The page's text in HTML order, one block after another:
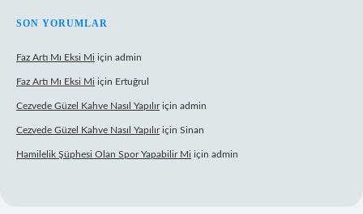
SON YORUMLAR
Faz Artı Mı Eksi Mi için admin
Faz Artı Mı Eksi Mi için Ertuğrul
Cezvede Güzel Kahve Nasıl Yapılıriçin admin
Cezvede Güzel Kahve Nasıl Yapılıriçin Sinan
Hamilelik Şüphesi Olan Spor Yapabilir Mi için admin